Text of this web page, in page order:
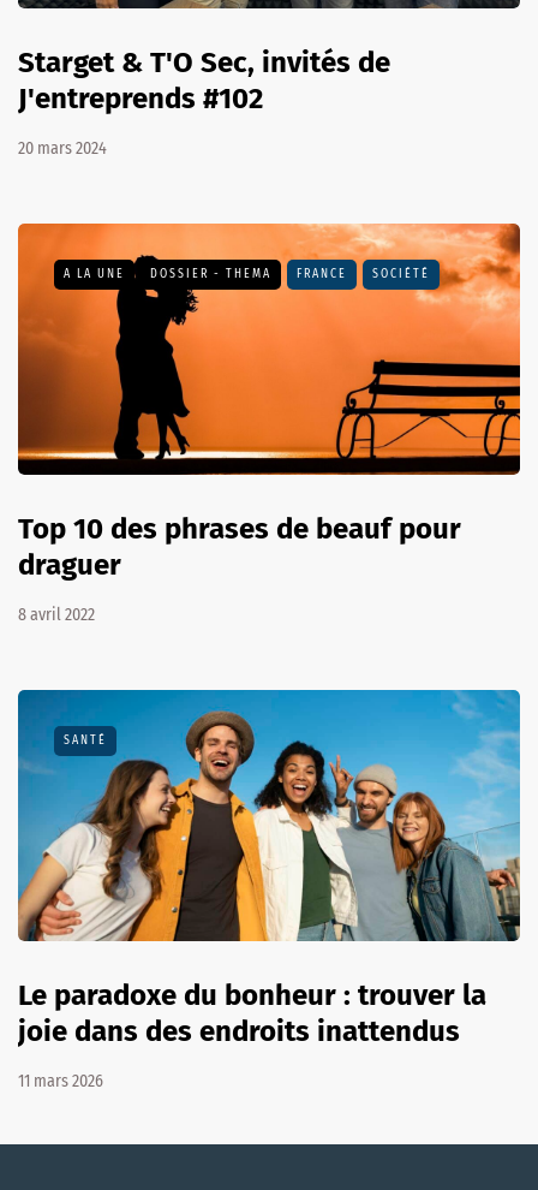
Starget & T'O Sec, invités de
J'entreprends #102
20 mars 2024
A LA UNE DOSSIER - THEMA FRANCE SOCIÉTÉ
Top 10 des phrases de beauf pour
draguer
8 avril 2022
SANTÉ
Le paradoxe du bonheur : trouver la
joie dans des endroits inattendus
11 mars 2026